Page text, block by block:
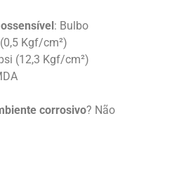
: Bulbo
Kgf/cm²)
(12,3 Kgf/cm²)
corrosivo? Não